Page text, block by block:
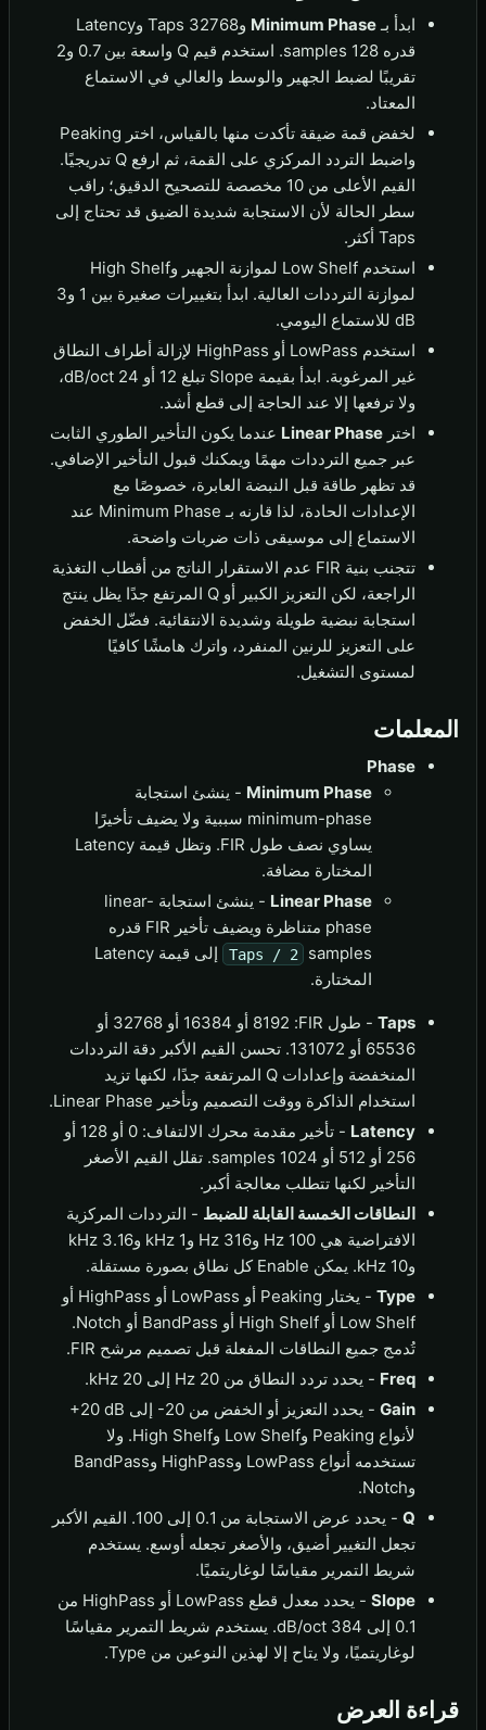
ابدأ بـMinimum Phase
و32768 Taps وLatency
قدره 128 samples. استخدم قيم Q واسعة بين 0.7 و2
تقريبًا لضبط الجهير والوسط والعالي في الاستماع
المعتاد.
لخفض قمة ضيقة تأكدت منها بالقياس، اختر Peaking
واضبط التردد المركزي على القمة، ثم ارفع Q تدريجيًا.
القيم الأعلى من 10 مخصصة للتصحيح الدقيق؛ راقب
سطر الحالة لأن الاستجابة شديدة الضيق قد تحتاج إلى
Taps أكثر.
استخدم Low Shelf لموازنة الجهير وHigh Shelf
لموازنة الترددات العالية. ابدأ بتغييرات صغيرة بين 1 و3
dB للاستماع اليومي.
استخدم LowPass أو HighPass لإزالة أطراف النطاق
غير المرغوبة. ابدأ بقيمة Slope تبلغ 12 أو 24 dB/oct،
ولا ترفعها إلا عند الحاجة إلى قطع أشد.
اختر Linear Phase عندما يكون التأخير الطوري الثابت
عبر جميع الترددات مهمًا ويمكنك قبول التأخير الإضافي.
قد تظهر طاقة قبل النبضة العابرة، خصوصًا مع
الإعدادات الحادة، لذا قارنه بـ Minimum Phase عند
الاستماع إلى موسيقى ذات ضربات واضحة.
تتجنب بنية FIR عدم الاستقرار الناتج من أقطاب التغذية
الراجعة، لكن التعزيز الكبير أو Q المرتفع جدًا يظل ينتج
استجابة نبضية طويلة وشديدة الانتقائية. فضّل الخفض
على التعزيز للرنين المنفرد، واترك هامشًا كافيًا
لمستوى التشغيل.
المعلمات
Phase
Minimum Phase - ينشئ استجابة
minimum-phase سببية ولا يضيف تأخيرًا
يساوي نصف طول FIR. وتظل قيمة Latency
المختارة مضافة.
Linear Phase
- ينشئ استجابة linear-
phase متناظرة ويضيف تأخير FIR قدره
Taps / 2
samples إلى قيمة Latency
المختارة.
Taps
- طول FIR: ‏8192 أو 16384 أو 32768 أو
65536 أو 131072. تحسن القيم الأكبر دقة الترددات
المنخفضة وإعدادات Q المرتفعة جدًا، لكنها تزيد
استخدام الذاكرة ووقت التصميم وتأخير Linear Phase.
Latency
- تأخير مقدمة محرك الالتفاف: 0 أو 128 أو
256 أو 512 أو 1024 samples. تقلل القيم الأصغر
التأخير لكنها تتطلب معالجة أكبر.
النطاقات الخمسة القابلة للضبط - الترددات المركزية
الافتراضية هي 100 Hz و316 Hz و1 kHz و3.16 kHz
و10 kHz. يمكن Enable كل نطاق بصورة مستقلة.
Type
- يختار Peaking أو LowPass أو HighPass أو
Low Shelf أو High Shelf أو BandPass أو Notch.
تُدمج جميع النطاقات المفعلة قبل تصميم مرشح FIR.
Freq - يحدد تردد النطاق من 20 Hz إلى 20 kHz.
Gain
- يحدد التعزيز أو الخفض من ‎-20 إلى ‎+20 dB
لأنواع Peaking وLow Shelf وHigh Shelf. ولا
تستخدمه أنواع LowPass وHighPass وBandPass
وNotch.
Q
- يحدد عرض الاستجابة من 0.1 إلى 100. القيم الأكبر
تجعل التغيير أضيق، والأصغر تجعله أوسع. يستخدم
شريط التمرير مقياسًا لوغاريتميًا.
Slope
- يحدد معدل قطع LowPass أو HighPass من
0.1 إلى 384 dB/oct. يستخدم شريط التمرير مقياسًا
لوغاريتميًا، ولا يتاح إلا لهذين النوعين من Type.
قراءة العرض